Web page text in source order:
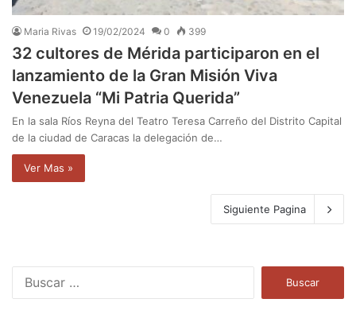
Maria Rivas 19/02/2024 0 399
32 cultores de Mérida participaron en el
lanzamiento de la Gran Misión Viva
Venezuela “Mi Patria Querida”
En la sala Ríos Reyna del Teatro Teresa Carreño del Distrito Capital
de la ciudad de Caracas la delegación de…
Ver Mas »
Siguiente Pagina